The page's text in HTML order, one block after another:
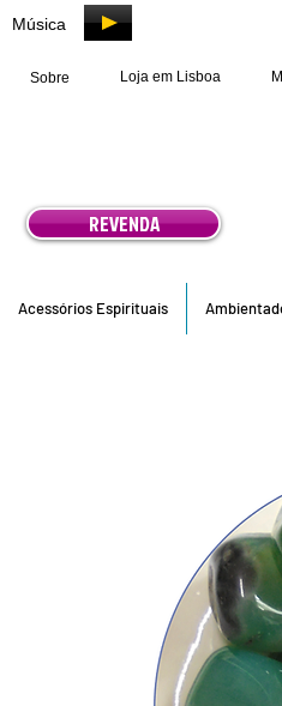
Música
Sobre Loja em Lisboa
REVENDA
Acessórios Espirituais